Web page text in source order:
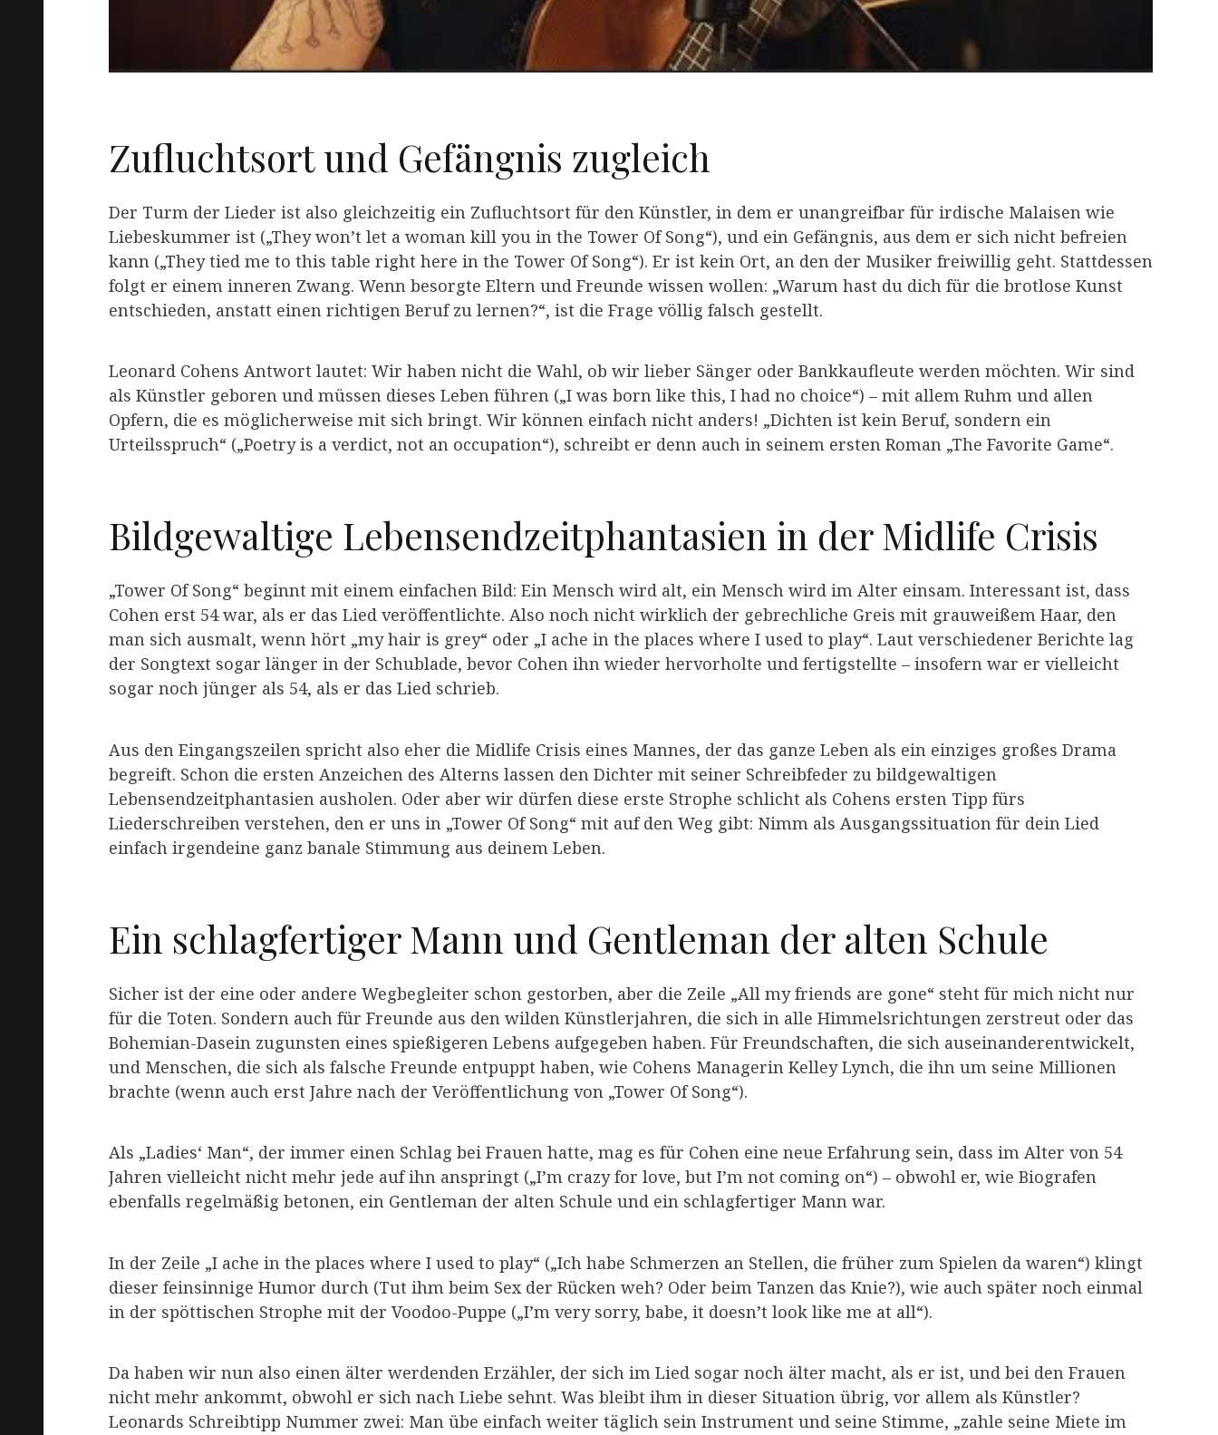
Zufluchtsort und Gefängnis zugleich
Der Turm der Lieder ist also gleichzeitig ein Zufluchtsort für den Künstler, in dem er unangreifbar für irdische Malaisen wie
Liebeskummer ist („They won’t let a woman kill you in the Tower Of Song“), und ein Gefängnis, aus dem er sich nicht befreien
kann („They tied me to this table right here in the Tower Of Song“). Er ist kein Ort, an den der Musiker freiwillig geht. Stattdessen
folgt er einem inneren Zwang. Wenn besorgte Eltern und Freunde wissen wollen: „Warum hast du dich für die brotlose Kunst
entschieden, anstatt einen richtigen Beruf zu lernen?“, ist die Frage völlig falsch gestellt.
Leonard Cohens Antwort lautet: Wir haben nicht die Wahl, ob wir lieber Sänger oder Bankkaufleute werden möchten. Wir sind
als Künstler geboren und müssen dieses Leben führen („I was born like this, I had no choice“) – mit allem Ruhm und allen
Opfern, die es möglicherweise mit sich bringt. Wir können einfach nicht anders! „Dichten ist kein Beruf, sondern ein
Urteilsspruch“ („Poetry is a verdict, not an occupation“), schreibt er denn auch in seinem ersten Roman „The Favorite Game“.
Bildgewaltige Lebensendzeitphantasien in der Midlife Crisis
„Tower Of Song“ beginnt mit einem einfachen Bild: Ein Mensch wird alt, ein Mensch wird im Alter einsam. Interessant ist, dass
Cohen erst 54 war, als er das Lied veröffentlichte. Also noch nicht wirklich der gebrechliche Greis mit grauweißem Haar, den
man sich ausmalt, wenn hört „my hair is grey“ oder „I ache in the places where I used to play“. Laut verschiedener Berichte lag
der Songtext sogar länger in der Schublade, bevor Cohen ihn wieder hervorholte und fertigstellte – insofern war er vielleicht
sogar noch jünger als 54, als er das Lied schrieb.
Aus den Eingangszeilen spricht also eher die Midlife Crisis eines Mannes, der das ganze Leben als ein einziges großes Drama
begreift. Schon die ersten Anzeichen des Alterns lassen den Dichter mit seiner Schreibfeder zu bildgewaltigen
Lebensendzeitphantasien ausholen. Oder aber wir dürfen diese erste Strophe schlicht als Cohens ersten Tipp fürs
Liederschreiben verstehen, den er uns in „Tower Of Song“ mit auf den Weg gibt: Nimm als Ausgangssituation für dein Lied
einfach irgendeine ganz banale Stimmung aus deinem Leben.
Ein schlagfertiger Mann und Gentleman der alten Schule
Sicher ist der eine oder andere Wegbegleiter schon gestorben, aber die Zeile „All my friends are gone“ steht für mich nicht nur
für die Toten. Sondern auch für Freunde aus den wilden Künstlerjahren, die sich in alle Himmelsrichtungen zerstreut oder das
Bohemian-Dasein zugunsten eines spießigeren Lebens aufgegeben haben. Für Freundschaften, die sich auseinanderentwickelt,
und Menschen, die sich als falsche Freunde entpuppt haben, wie Cohens Managerin Kelley Lynch, die ihn um seine Millionen
brachte (wenn auch erst Jahre nach der Veröffentlichung von „Tower Of Song“).
Als „Ladies‘ Man“, der immer einen Schlag bei Frauen hatte, mag es für Cohen eine neue Erfahrung sein, dass im Alter von 54
Jahren vielleicht nicht mehr jede auf ihn anspringt („I’m crazy for love, but I’m not coming on“) – obwohl er, wie Biografen
ebenfalls regelmäßig betonen, ein Gentleman der alten Schule und ein schlagfertiger Mann war.
In der Zeile „I ache in the places where I used to play“ („Ich habe Schmerzen an Stellen, die früher zum Spielen da waren“) klingt
dieser feinsinnige Humor durch (Tut ihm beim Sex der Rücken weh? Oder beim Tanzen das Knie?), wie auch später noch einmal
in der spöttischen Strophe mit der Voodoo-Puppe („I’m very sorry, babe, it doesn’t look like me at all“).
Da haben wir nun also einen älter werdenden Erzähler, der sich im Lied sogar noch älter macht, als er ist, und bei den Frauen
nicht mehr ankommt, obwohl er sich nach Liebe sehnt. Was bleibt ihm in dieser Situation übrig, vor allem als Künstler?
Leonards Schreibtipp Nummer zwei: Man übe einfach weiter täglich sein Instrument und seine Stimme, „zahle seine Miete im